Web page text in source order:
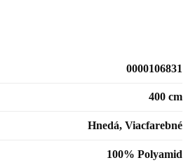
0000106831
400 cm
Hnedá, Viacfarebné
100% Polyamid